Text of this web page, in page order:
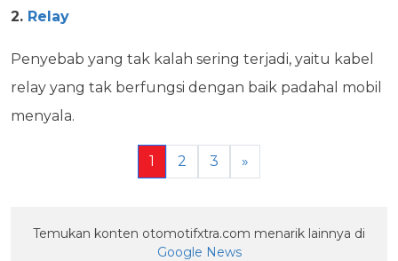
2. Relay
Penyebab yang tak kalah sering terjadi, yaitu kabel
relay yang tak berfungsi dengan baik padahal mobil
menyala.
1 2 3 »
Temukan konten otomotifxtra.com menarik lainnya di
Google News